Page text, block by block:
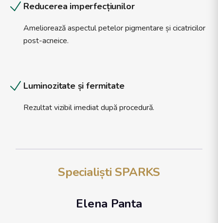
Reducerea imperfecțiunilor
Ameliorează aspectul petelor pigmentare și cicatricilor
post-acneice.
Luminozitate și fermitate
Rezultat vizibil imediat după procedură.
Specialiști SPARKS
Elena Panta